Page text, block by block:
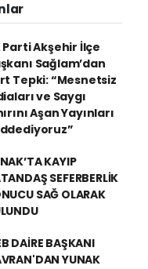
Parti Akşehir İlçe
Sağlam’dan
Tepki: “Mesnetsiz
ve Saygı
Aşan Yayınları
KAYIP
SEFERBERLİK
SAĞ OLARAK
DAİRE BAŞKANI
YUNAK